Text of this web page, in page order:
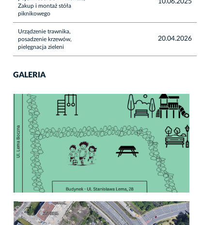
Zakup i montaż stóła
piknikowego
Urządzenie trawnika,
posadzenie krzewów,
pielęgnacja zieleni
20.04.2026
GALERIA